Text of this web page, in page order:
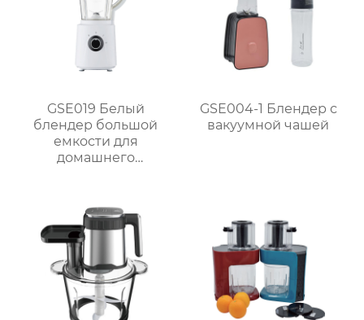
GSE019 Белый
блендер большой
емкости для
домашнего
GSE004-1 Блендер с
вакуумной чашей